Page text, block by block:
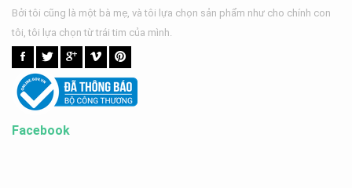
Bởi tôi cũng là một bà mẹ, và tôi lựa chọn sản phẩm như cho chính con
tôi, tôi lựa chọn từ trái tim của mình.
Facebook